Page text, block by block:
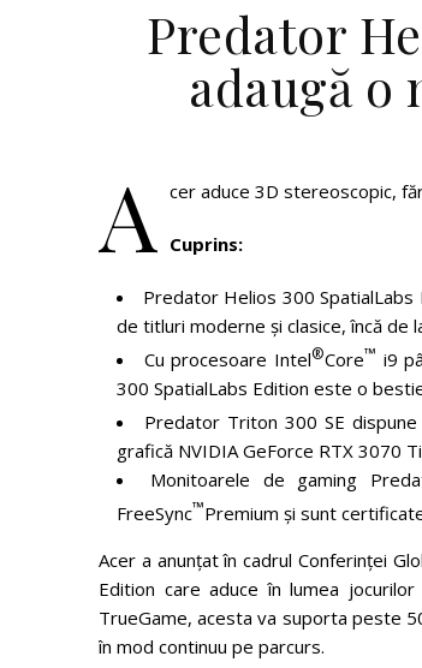
Predator
adaugă
A cer aduce 3D stereoscopic,
Cuprins:
Predator Helios 300
de titluri moderne și clasice, încă de
Cu procesoare Intel®Core™ i9
300 SpatialLabs Edition este o
Predator Triton 300 SE
grafică NVIDIA GeForce RTX 3070
Monitoarele de gaming
FreeSync™Premium și sunt
Acer a anunțat în cadrul Conferinței
Edition care aduce în lumea
TrueGame, acesta va suporta peste
în mod continuu pe parcurs.